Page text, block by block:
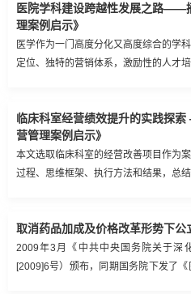
医院学科建设跨越性发展之路——
理案例启示》
医学作为一门高度分化又高度综合的学
定位、独特的营销体系，激励性的人才
专科医院排行榜前十名，他们的成功经
临床科室经营绩效提升的实践探
营管理案例启示》
本文选取临床科室的经营改善项目作为
过程、思维框架、执行方法和结果，总
取消药品加成及价格改革形势下
2009年3月《中共中央国务院关于深
[2009]6号）颁布，同期国务院下发了